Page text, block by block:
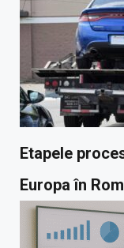
Etapele
Europa în